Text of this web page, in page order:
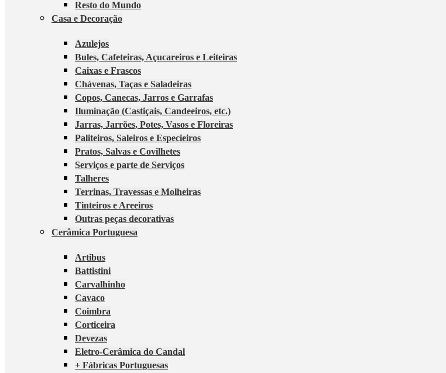
Resto do Mundo
Casa e Decoração
Azulejos
Bules, Cafeteiras, Açucareiros e Leiteiras
Caixas e Frascos
Chávenas, Taças e Saladeiras
Copos, Canecas, Jarros e Garrafas
Iluminação (Castiçais, Candeeiros, etc.)
Jarras, Jarrões, Potes, Vasos e Floreiras
Paliteiros, Saleiros e Especieiros
Pratos, Salvas e Covilhetes
Serviços e parte de Serviços
Talheres
Terrinas, Travessas e Molheiras
Tinteiros e Areeiros
Outras peças decorativas
Cerâmica Portuguesa
Artibus
Battistini
Carvalhinho
Cavaco
Coimbra
Corticeira
Devezas
Eletro-Cerâmica do Candal
+ Fábricas Portuguesas